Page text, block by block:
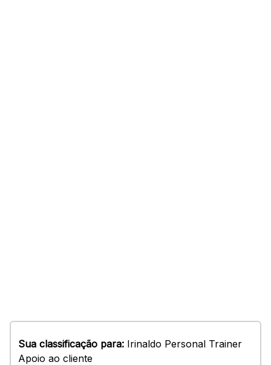
Sua classificação para: Irinaldo Personal Trainer
Apoio ao cliente